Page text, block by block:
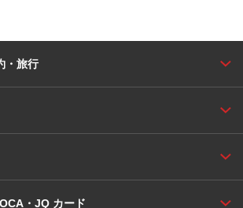
・旅行
・JQ カード